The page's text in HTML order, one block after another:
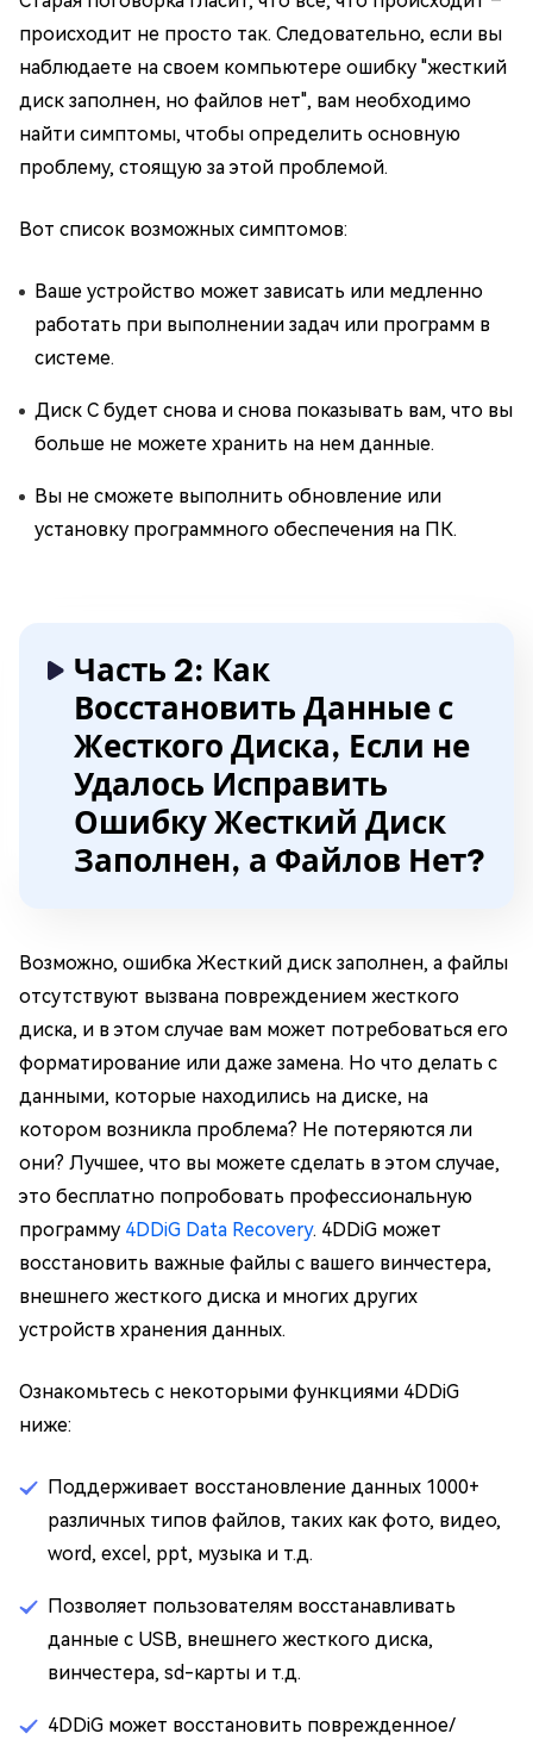
происходит не просто так. Следовательно, если вы
наблюдаете на своем компьютере ошибку "жесткий
диск заполнен, но файлов нет", вам необходимо
найти симптомы, чтобы определить основную
проблему, стоящую за этой проблемой.
Вот список возможных симптомов:
Ваше устройство может зависать или медленно
работать при выполнении задач или программ в
системе.
Диск C будет снова и снова показывать вам, что вы
больше не можете хранить на нем данные.
Вы не сможете выполнить обновление или
установку программного обеспечения на ПК.
Часть 2: Как
Восстановить Данные с
Жесткого Диска, Если не
Удалось Исправить
Ошибку Жесткий Диск
Заполнен, а Файлов Нет?
Возможно, ошибка Жесткий диск заполнен, а файлы
отсутствуют вызвана повреждением жесткого
диска, и в этом случае вам может потребоваться его
форматирование или даже замена. Но что делать с
данными, которые находились на диске, на
котором возникла проблема? Не потеряются ли
они? Лучшее, что вы можете сделать в этом случае,
это бесплатно попробовать профессиональную
программу 4DDiG Data Recovery. 4DDiG может
восстановить важные файлы с вашего винчестера,
внешнего жесткого диска и многих других
устройств хранения данных.
Ознакомьтесь с некоторыми функциями 4DDiG
ниже:
Поддерживает восстановление данных 1000+
различных типов файлов, таких как фото, видео,
word, excel, ppt, музыка и т.д.
Позволяет пользователям восстанавливать
данные с USB, внешнего жесткого диска,
винчестера, sd-карты и т.д.
4DDiG может восстановить поврежденное/